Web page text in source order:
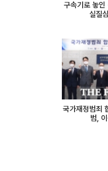
구속기로 놓인
실질
국가재정범죄
범,